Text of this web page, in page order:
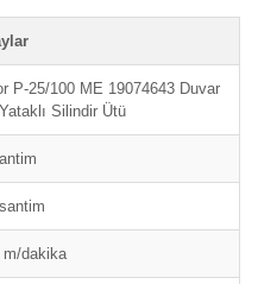
P-25/100 ME 19074643 Duvar
Silindir Ütü
m/dakika